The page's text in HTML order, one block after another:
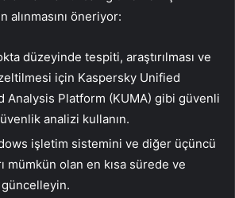
alınmasını öneriyor:
düzeyinde tespiti, araştırılması ve
için Kaspersky Unified
Analysis Platform (KUMA) gibi güvenli
analizi kullanın.
işletim sistemini ve diğer üçüncü
mümkün olan en kısa sürede ve